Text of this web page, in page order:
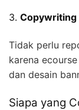
3. Copywriting
Tidak perlu
karena
dan desain
Siapa yang